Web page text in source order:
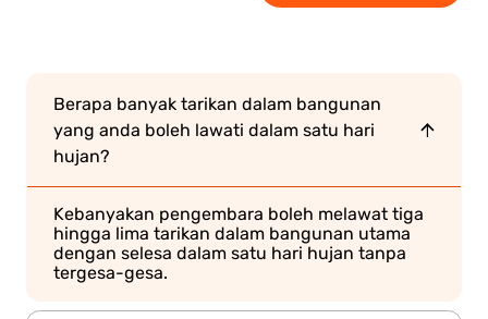
Berapa banyak tarikan dalam bangunan
yang anda boleh lawati dalam satu hari
hujan?
Kebanyakan pengembara boleh melawat tiga
hingga lima tarikan dalam bangunan utama
dengan selesa dalam satu hari hujan tanpa
tergesa-gesa.